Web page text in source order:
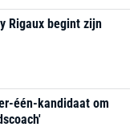
Rigaux begint zijn
één-kandidaat om